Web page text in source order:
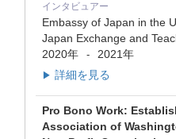
インタビュアー
Embassy of Japan in the
Japan Exchange and
2020年
- 2021年
▶ 詳細を見る
Pro Bono Work:
Association of